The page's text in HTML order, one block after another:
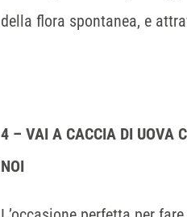
della flora spontanea, e
4 – VAI A CACCIA DI UOVA
NOI